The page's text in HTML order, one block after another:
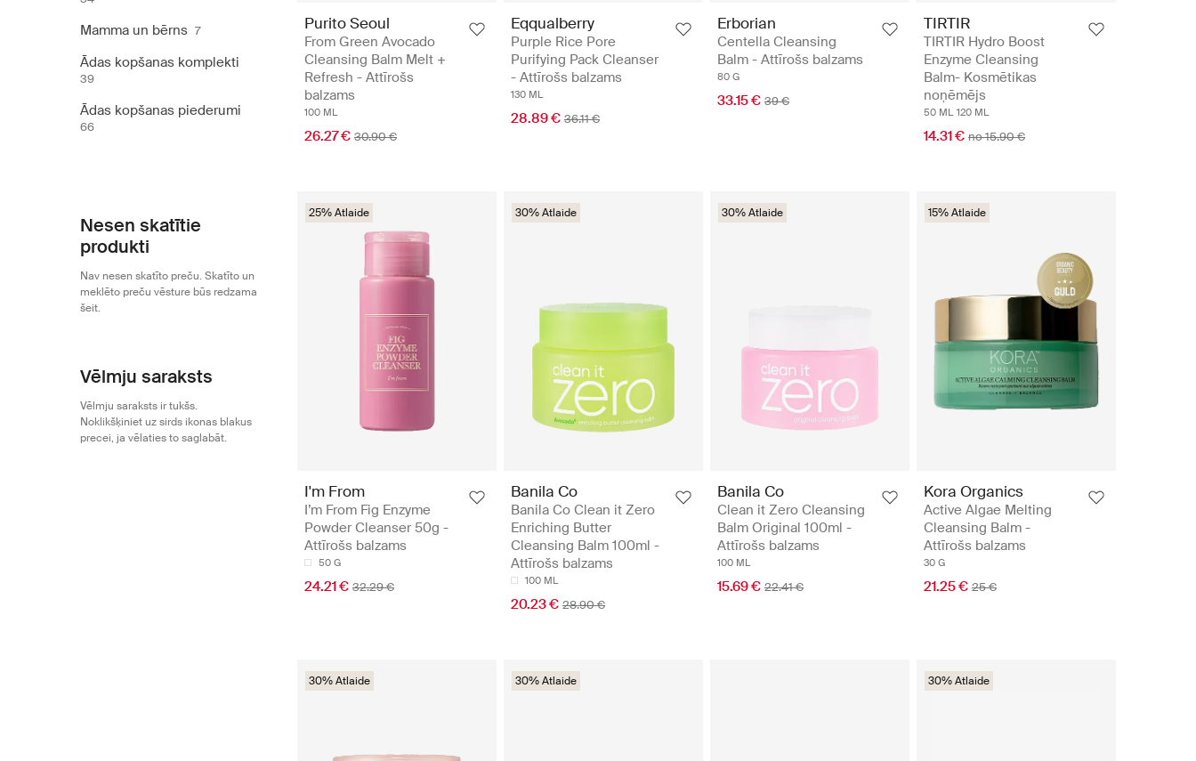
Mamma un bērns 7
Ādas kopšanas komplekti
39
Ādas kopšanas piederumi
66
Nesen skatītie
produkti
Nav nesen skatīto preču. Skatīto un
meklēto preču vēsture būs redzama
šeit.
Vēlmju saraksts
Vēlmju saraksts ir tukšs.
Noklikšķiniet uz sirds ikonas blakus
precei, ja vēlaties to saglabāt.
Purito Seoul
From Green Avocado
Cleansing Balm Melt +
Refresh - Attīrošs
balzams
100 ML
26.27 € 30.90 €
Eqqualberry
Purple Rice Pore
Purifying Pack Cleanser
- Attīrošs balzams
130 ML
28.89 € 36.11 €
Erborian
Centella Cleansing
Balm - Attīrošs balzams
80 G
33.15 € 39 €
TIRTIR
TIRTIR Hydro Boost
Enzyme Cleansing
Balm- Kosmētikas
noņēmējs
50 ML 120 ML
14.31 € no 15.90 €
25% Atlaide
I'm From
I’m From Fig Enzyme
Powder Cleanser 50g -
Attīrošs balzams
50 G
24.21 € 32.29 €
30% Atlaide
Banila Co
Banila Co Clean it Zero
Enriching Butter
Cleansing Balm 100ml -
Attīrošs balzams
100 ML
20.23 € 28.90 €
30% Atlaide
Banila Co
Clean it Zero Cleansing
Balm Original 100ml -
Attīrošs balzams
100 ML
15.69 € 22.41 €
15% Atlaide
Kora Organics
Active Algae Melting
Cleansing Balm -
Attīrošs balzams
30 G
21.25 € 25 €
30% Atlaide 30% Atlaide 30% Atlaide